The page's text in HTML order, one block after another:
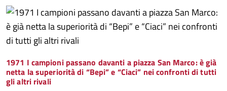
1971 I campioni passano davanti a piazza San Marco: è già
netta la superiorità di “Bepi” e “Ciaci” nei confronti di tutti
gli altri rivali